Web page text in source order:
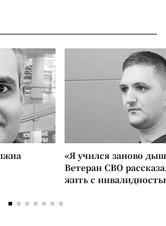
«Я учился заново
Ветеран СВО
жить с